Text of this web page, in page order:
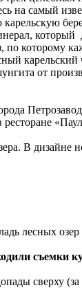
на самый
который
по которому
от
В дизайне
лесных
съемки
сверху